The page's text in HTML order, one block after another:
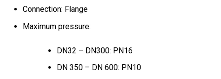
Connection: Flange
Maximum pressure:
DN32 – DN300: PN16
DN 350 – DN 600: PN10